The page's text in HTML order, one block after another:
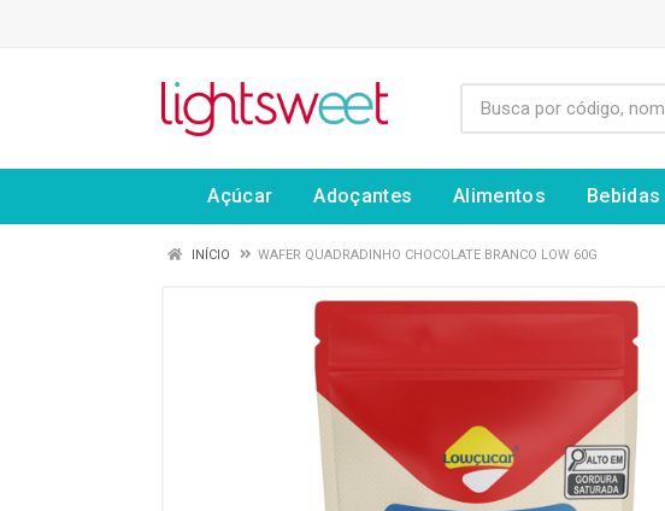
Açúcar Adoçantes Alimentos Bebidas
INÍCIO WAFER QUADRADINHO CHOCOLATE BRANCO LOW 60G